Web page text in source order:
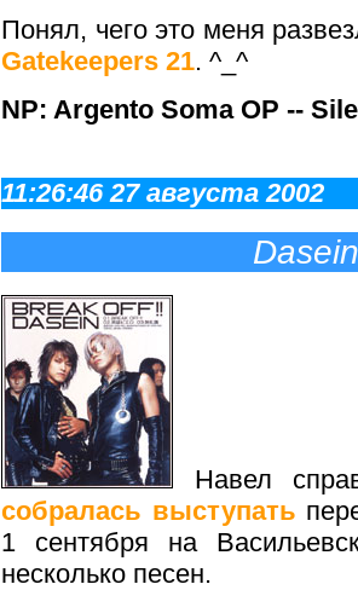
Понял, чего это меня
Gatekeepers 21. ^_^
NP: Argento Soma OP --
11:26:46 27 августа 2002
Dasein
Навел
собралась выступать
1 сентября на
несколько песен.